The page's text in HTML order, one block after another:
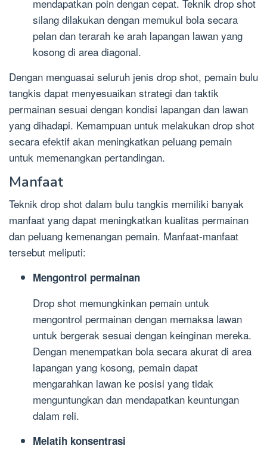
mendapatkan poin dengan cepat. Teknik drop shot
silang dilakukan dengan memukul bola secara
pelan dan terarah ke arah lapangan lawan yang
kosong di area diagonal.
Dengan menguasai seluruh jenis drop shot, pemain bulu
tangkis dapat menyesuaikan strategi dan taktik
permainan sesuai dengan kondisi lapangan dan lawan
yang dihadapi. Kemampuan untuk melakukan drop shot
secara efektif akan meningkatkan peluang pemain
untuk memenangkan pertandingan.
Manfaat
Teknik drop shot dalam bulu tangkis memiliki banyak
manfaat yang dapat meningkatkan kualitas permainan
dan peluang kemenangan pemain. Manfaat-manfaat
tersebut meliputi:
Mengontrol permainan
Drop shot memungkinkan pemain untuk
mengontrol permainan dengan memaksa lawan
untuk bergerak sesuai dengan keinginan mereka.
Dengan menempatkan bola secara akurat di area
lapangan yang kosong, pemain dapat
mengarahkan lawan ke posisi yang tidak
menguntungkan dan mendapatkan keuntungan
dalam reli.
Melatih konsentrasi